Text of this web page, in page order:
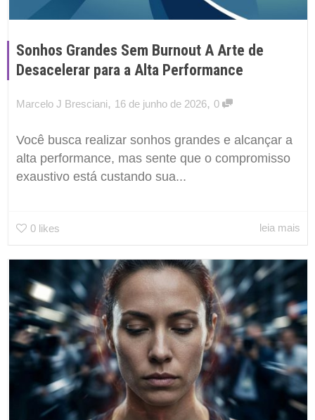
Sonhos Grandes Sem Burnout A Arte de
Desacelerar para a Alta Performance
Marcelo J Bresciani, 16 de junho de 2026, 0
Você busca realizar sonhos grandes e alcançar a
alta performance, mas sente que o compromisso
exaustivo está custando sua...
0 likes leia mais